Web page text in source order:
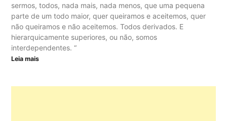
sermos, todos, nada mais, nada menos, que uma pequena
parte de um todo maior, quer queiramos e aceitemos, quer
não queiramos e não aceitemos. Todos derivados. E
hierarquicamente superiores, ou não, somos
interdependentes. “
Leia mais